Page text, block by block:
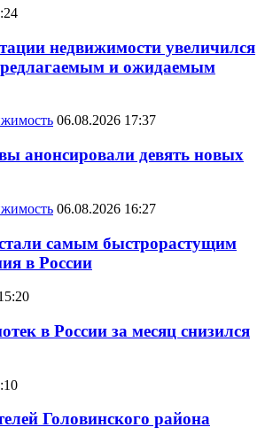
недвижимости увеличился
и ожидаемым
06.08.2026 17:37
анонсировали девять новых
06.08.2026 16:27
стали самым быстрорастущим
в России
в России за месяц снизился
Головинского района